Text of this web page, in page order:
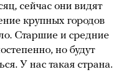
сейчас они видят
крупных городов
Старшие и средние
но будут
У нас такая страна.